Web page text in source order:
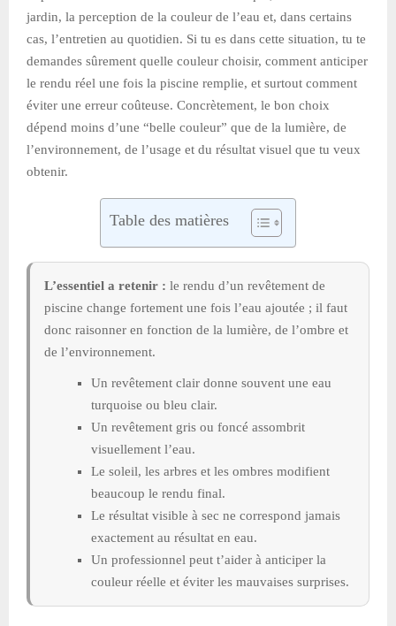
jardin, la perception de la couleur de l’eau et, dans certains
cas, l’entretien au quotidien. Si tu es dans cette situation, tu te
demandes sûrement quelle couleur choisir, comment anticiper
le rendu réel une fois la piscine remplie, et surtout comment
éviter une erreur coûteuse. Concrètement, le bon choix
dépend moins d’une “belle couleur” que de la lumière, de
l’environnement, de l’usage et du résultat visuel que tu veux
obtenir.
Table des matières
L’essentiel a retenir : le rendu d’un revêtement de
piscine change fortement une fois l’eau ajoutée ; il faut
donc raisonner en fonction de la lumière, de l’ombre et
de l’environnement.
Un revêtement clair donne souvent une eau
turquoise ou bleu clair.
Un revêtement gris ou foncé assombrit
visuellement l’eau.
Le soleil, les arbres et les ombres modifient
beaucoup le rendu final.
Le résultat visible à sec ne correspond jamais
exactement au résultat en eau.
Un professionnel peut t’aider à anticiper la
couleur réelle et éviter les mauvaises surprises.